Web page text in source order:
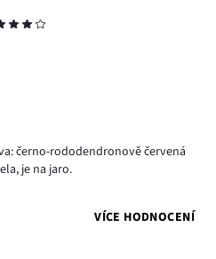
černo-rododendronově červená
je na jaro.
VÍCE HODNOCENÍ